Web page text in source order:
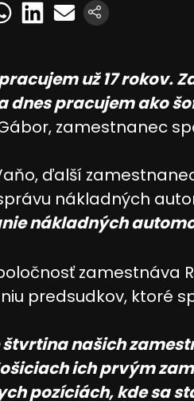
už 17 rokov.
dnes pracujem ako
zamestnanec
ďalší
nákladných
nákladných
zamestnáva
predsudkov, ktoré
štvrtina našich
ich prvým
pozíciách, kde sa